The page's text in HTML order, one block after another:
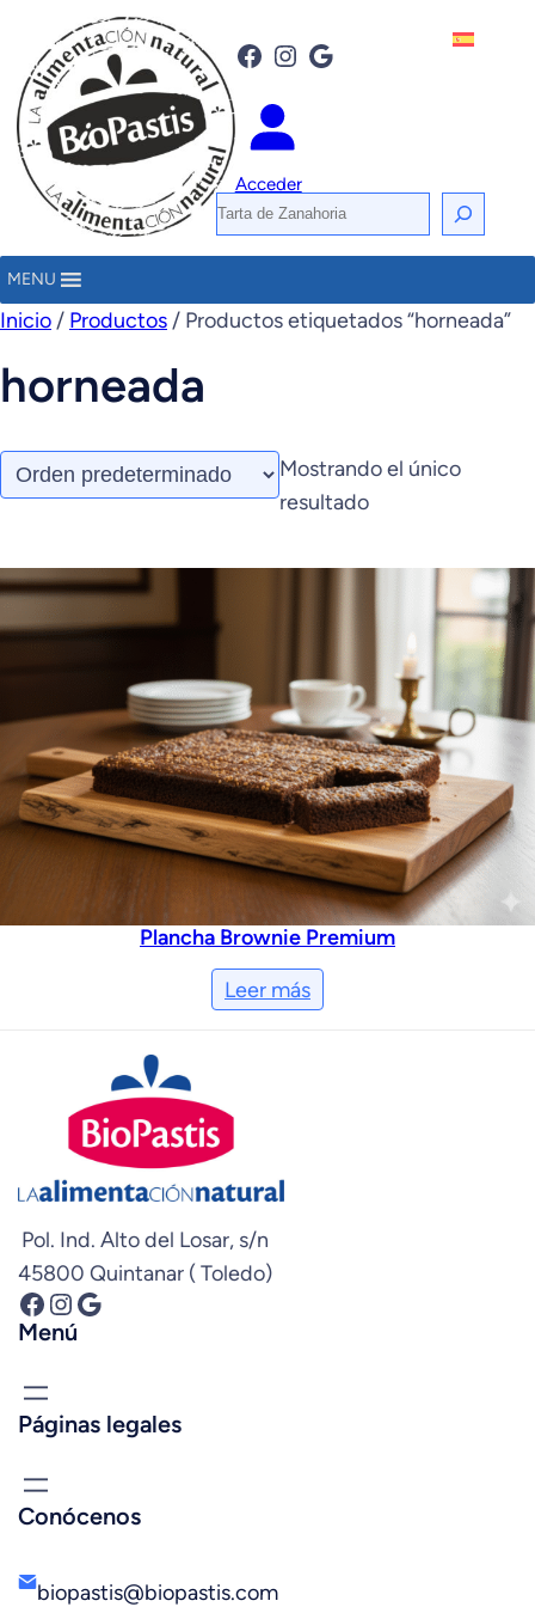
Facebook Instagram Google
Acceder
B
u
c
MENU
Inicio / Productos / Productos etiquetados “horneada”
horneada
Mostrando el único
resultado
Plancha Brownie Premium
Leer más
Pol. Ind. Alto del Losar, s/n
45800 Quintanar ( Toledo)
Facebook InstagramGoogle
Menú
Páginas legales
Conócenos
biopastis@biopastis.com